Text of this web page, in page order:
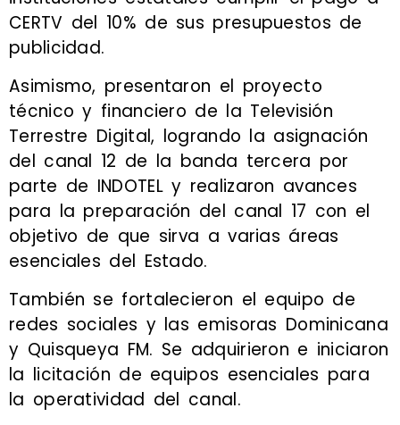
CERTV del 10% de sus presupuestos de
publicidad.
Asimismo, presentaron el proyecto
técnico y financiero de la Televisión
Terrestre Digital, logrando la asignación
del canal 12 de la banda tercera por
parte de INDOTEL y realizaron avances
para la preparación del canal 17 con el
objetivo de que sirva a varias áreas
esenciales del Estado.
También se fortalecieron el equipo de
redes sociales y las emisoras Dominicana
y Quisqueya FM. Se adquirieron e iniciaron
la licitación de equipos esenciales para
la operatividad del canal.